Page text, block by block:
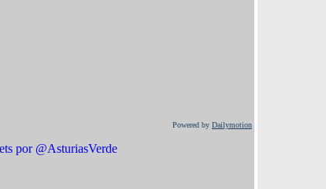
Powered by Dailymotion
por @AsturiasVerde